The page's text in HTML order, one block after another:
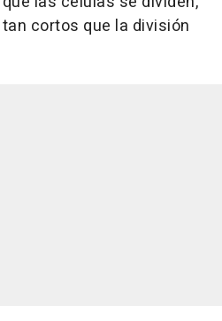
cortos que la división